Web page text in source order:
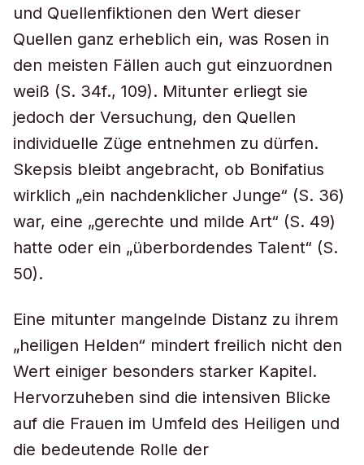
und Quellenfiktionen den Wert dieser
Quellen ganz erheblich ein, was Rosen in
den meisten Fällen auch gut einzuordnen
weiß (S. 34f., 109). Mitunter erliegt sie
jedoch der Versuchung, den Quellen
individuelle Züge entnehmen zu dürfen.
Skepsis bleibt angebracht, ob Bonifatius
wirklich „ein nachdenklicher Junge“ (S. 36)
war, eine „gerechte und milde Art“ (S. 49)
hatte oder ein „überbordendes Talent“ (S.
50).
Eine mitunter mangelnde Distanz zu ihrem
„heiligen Helden“ mindert freilich nicht den
Wert einiger besonders starker Kapitel.
Hervorzuheben sind die intensiven Blicke
auf die Frauen im Umfeld des Heiligen und
die bedeutende Rolle der